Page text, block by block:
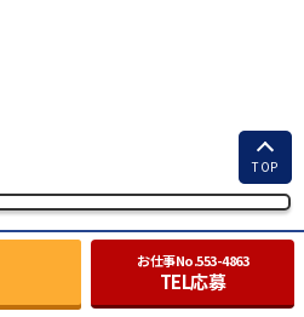
お仕事No.553-4863
TEL応募
TOP